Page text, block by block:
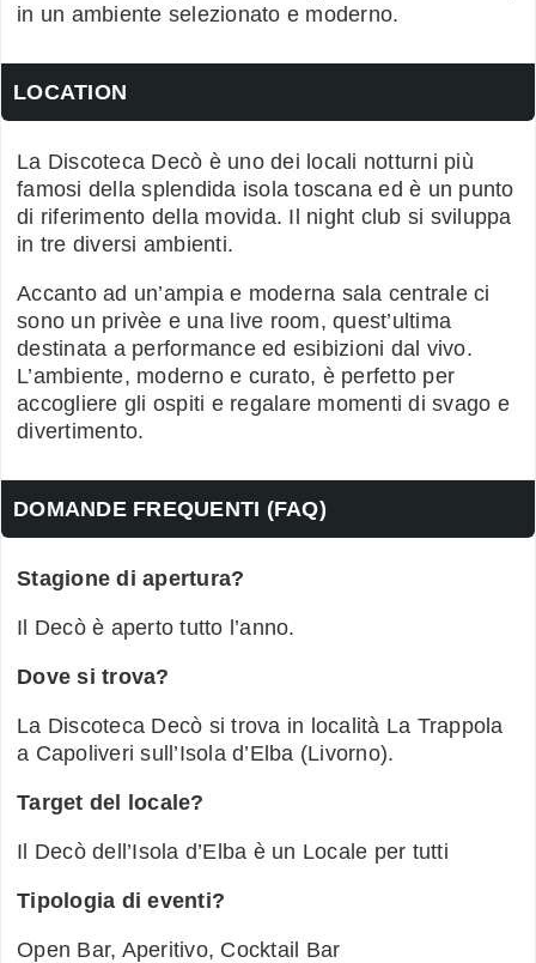
in un ambiente selezionato e moderno.
LOCATION
La Discoteca Decò è uno dei locali notturni più
famosi della splendida isola toscana ed è un punto
di riferimento della movida. Il night club si sviluppa
in tre diversi ambienti.
Accanto ad un’ampia e moderna sala centrale ci
sono un privèe e una live room, quest’ultima
destinata a performance ed esibizioni dal vivo.
L’ambiente, moderno e curato, è perfetto per
accogliere gli ospiti e regalare momenti di svago e
divertimento.
DOMANDE FREQUENTI (FAQ)
Stagione di apertura?
Il Decò è aperto tutto l’anno.
Dove si trova?
La Discoteca Decò si trova in località La Trappola
a Capoliveri sull’Isola d’Elba (Livorno).
Target del locale?
Il Decò dell’Isola d’Elba è un Locale per tutti
Tipologia di eventi?
Open Bar, Aperitivo, Cocktail Bar